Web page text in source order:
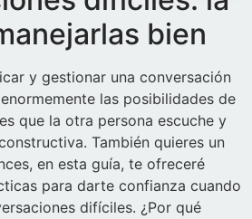
bien
y gestionar una conversación
las posibilidades de
que la otra persona escuche y
También quieres un
en esta guía, te ofreceré
para darte confianza cuando
difíciles. ¿Por qué